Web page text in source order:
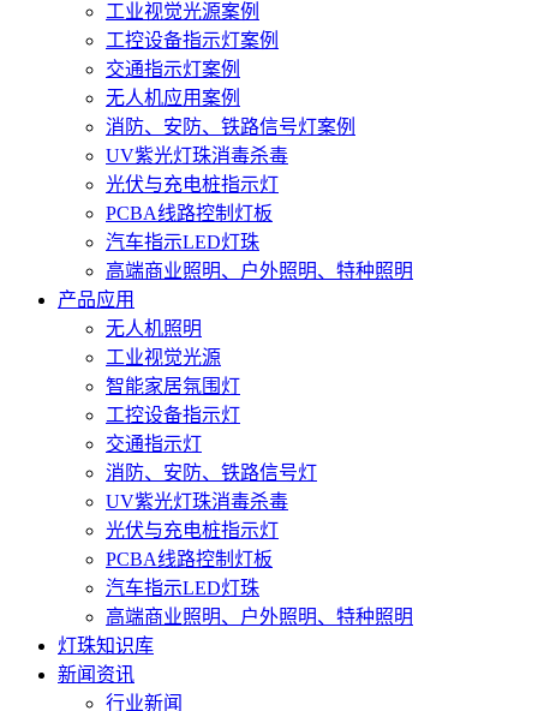
工业视觉光源案例
工控设备指示灯案例
交通指示灯案例
无人机应用案例
消防、安防、铁路信号灯案例
UV紫光灯珠消毒杀毒
光伏与充电桩指示灯
PCBA线路控制灯板
汽车指示LED灯珠
高端商业照明、户外照明、特种照明
产品应用
无人机照明
工业视觉光源
智能家居氛围灯
工控设备指示灯
交通指示灯
消防、安防、铁路信号灯
UV紫光灯珠消毒杀毒
光伏与充电桩指示灯
PCBA线路控制灯板
汽车指示LED灯珠
高端商业照明、户外照明、特种照明
灯珠知识库
新闻资讯
行业新闻